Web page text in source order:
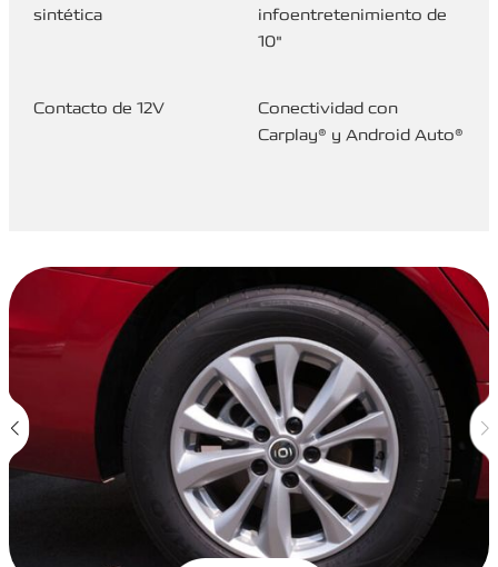
sintética
infoentretenimiento de
10"
Contacto de 12V
Conectividad con
Carplay® y Android Auto®